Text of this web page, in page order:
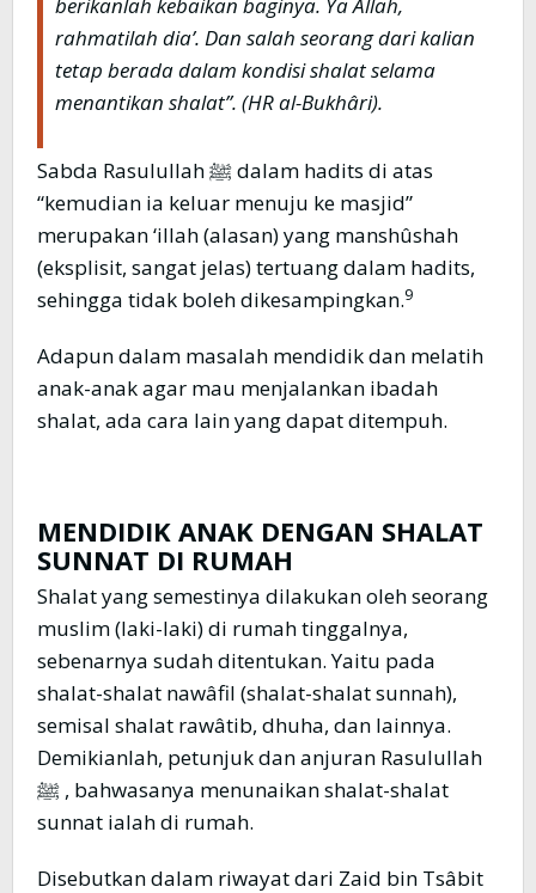
rahmatilah dia’. Dan salah seorang dari kalian
tetap berada dalam kondisi shalat selama
menantikan shalat”. (HR al-Bukhâri).
Sabda Rasulullah ﷺ dalam hadits di atas
“kemudian ia keluar menuju ke masjid”
merupakan ‘illah (alasan) yang manshûshah
(eksplisit, sangat jelas) tertuang dalam hadits,
sehingga tidak boleh dikesampingkan.9
Adapun dalam masalah mendidik dan melatih
anak-anak agar mau menjalankan ibadah
shalat, ada cara lain yang dapat ditempuh.
MENDIDIK ANAK DENGAN SHALAT
SUNNAT DI RUMAH
Shalat yang semestinya dilakukan oleh seorang
muslim (laki-laki) di rumah tinggalnya,
sebenarnya sudah ditentukan. Yaitu pada
shalat-shalat nawâfil (shalat-shalat sunnah),
semisal shalat rawâtib, dhuha, dan lainnya.
Demikianlah, petunjuk dan anjuran Rasulullah
ﷺ , bahwasanya menunaikan shalat-shalat
sunnat ialah di rumah.
Disebutkan dalam riwayat dari Zaid bin Tsâbit